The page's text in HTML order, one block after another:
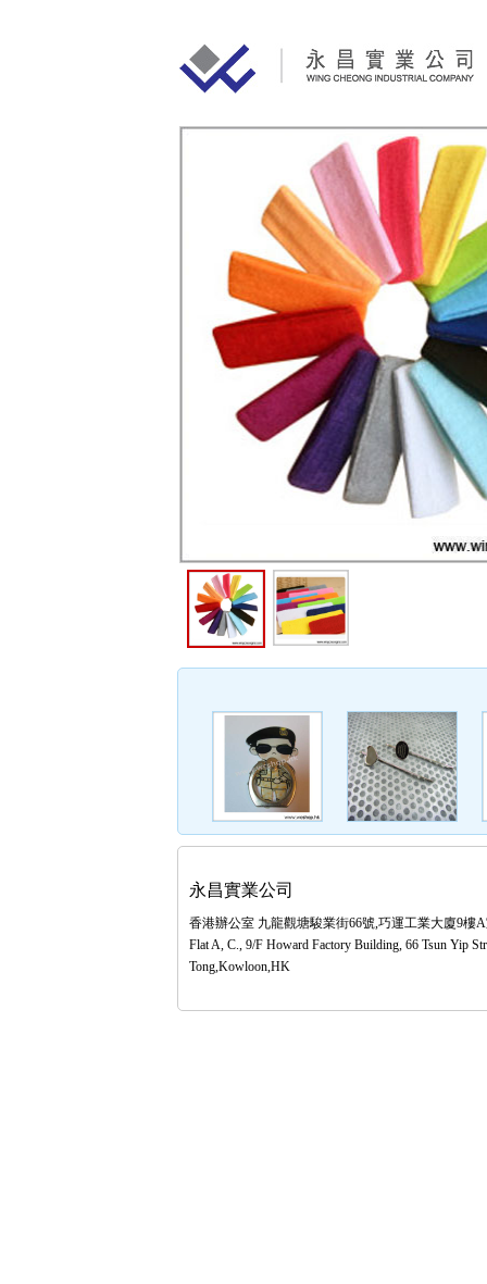
永昌實業公司
香港辦公室 九龍觀塘駿業街66號,巧運工業大廈9樓
Flat A, C., 9/F Howard Factory Building, 66 Tsun Yip
Tong,Kowloon,HK